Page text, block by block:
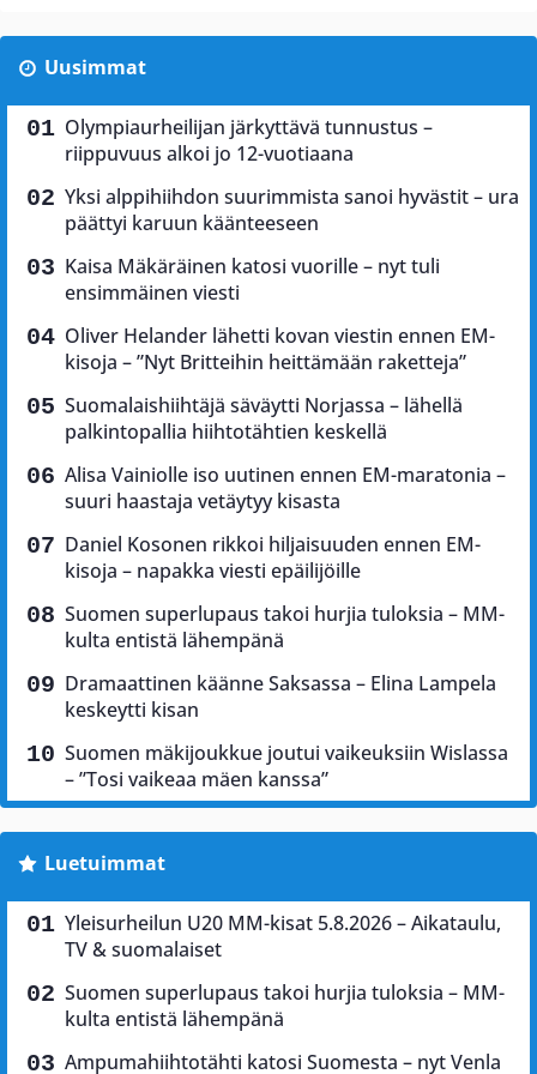
Uusimmat
Olympiaurheilijan järkyttävä tunnustus –
riippuvuus alkoi jo 12-vuotiaana
Yksi alppihiihdon suurimmista sanoi hyvästit – ura
päättyi karuun käänteeseen
Kaisa Mäkäräinen katosi vuorille – nyt tuli
ensimmäinen viesti
Oliver Helander lähetti kovan viestin ennen EM-
kisoja – ”Nyt Britteihin heittämään raketteja”
Suomalaishiihtäjä säväytti Norjassa – lähellä
palkintopallia hiihtotähtien keskellä
Alisa Vainiolle iso uutinen ennen EM-maratonia –
suuri haastaja vetäytyy kisasta
Daniel Kosonen rikkoi hiljaisuuden ennen EM-
kisoja – napakka viesti epäilijöille
Suomen superlupaus takoi hurjia tuloksia – MM-
kulta entistä lähempänä
Dramaattinen käänne Saksassa – Elina Lampela
keskeytti kisan
Suomen mäkijoukkue joutui vaikeuksiin Wislassa
– ”Tosi vaikeaa mäen kanssa”
Luetuimmat
Yleisurheilun U20 MM-kisat 5.8.2026 – Aikataulu,
TV & suomalaiset
Suomen superlupaus takoi hurjia tuloksia – MM-
kulta entistä lähempänä
Ampumahiihtotähti katosi Suomesta – nyt Venla